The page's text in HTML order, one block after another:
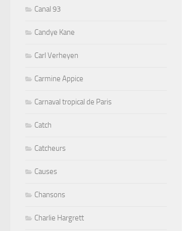
Canal 93
Candye Kane
Carl Verheyen
Carmine Appice
Carnaval tropical de Paris
Catch
Catcheurs
Causes
Chansons
Charlie Hargrett